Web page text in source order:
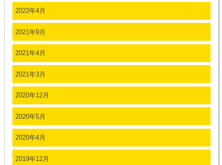
2022年4月
2021年9月
2021年4月
2021年3月
2020年12月
2020年5月
2020年4月
2019年12月